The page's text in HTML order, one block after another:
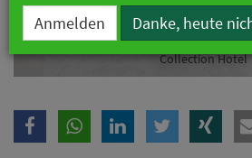
Italienisches Wahrzeichen aus den
Collection Hotel
Anmelden Danke, heute